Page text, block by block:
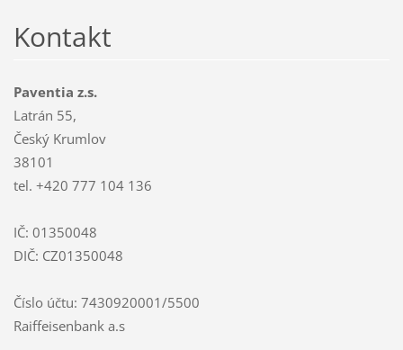
Kontakt
Paventia z.s.
Latrán 55,
Český Krumlov
38101
tel. +420 777 104 136
IČ: 01350048
DIČ: CZ01350048
Číslo účtu: 7430920001/5500
Raiffeisenbank a.s